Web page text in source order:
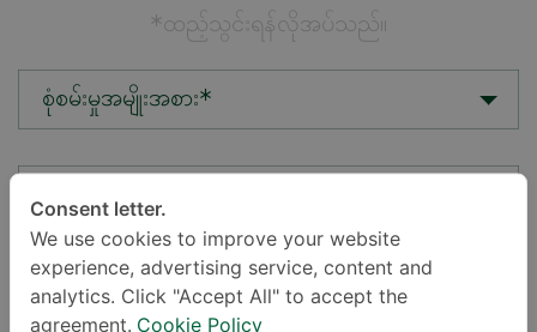
*ထည့်သွင်းရန်လိုအပ်သည်။
စုံစမ်းမှုအမျိုးအစား*
တည်နေရာ*
မေးလိုသောမေးခွန်း*
Consent letter.
We use cookies to improve your website
experience, advertising service, content and
analytics. Click "Accept All" to accept the
agreement. Cookie Policy